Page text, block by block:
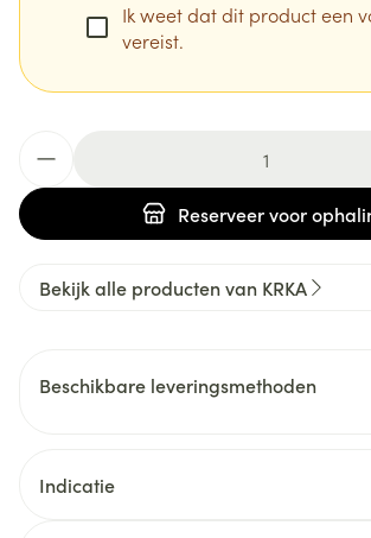
Ik weet dat dit product een
vereist.
Reserveervoor
Bekijk alle producten van KRKA
Beschikbare leveringsmethoden
Indicatie